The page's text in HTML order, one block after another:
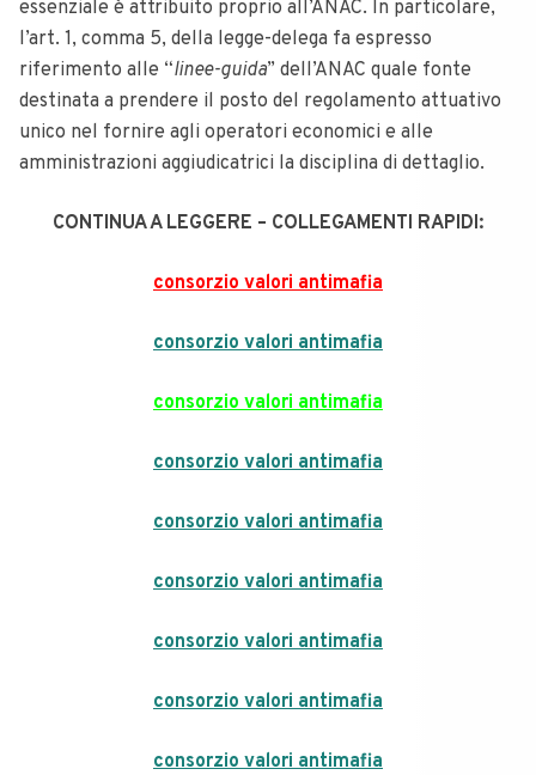
essenziale è attribuito proprio all’ANAC. In particolare,
l’art. 1, comma 5, della legge-delega fa espresso
riferimento alle “linee-guida” dell’ANAC quale fonte
destinata a prendere il posto del regolamento attuativo
unico nel fornire agli operatori economici e alle
amministrazioni aggiudicatrici la disciplina di dettaglio.
CONTINUA A LEGGERE – COLLEGAMENTI RAPIDI:
consorzio valori antimafia
consorzio valori antimafia
consorzio valori antimafia
consorzio valori antimafia
consorzio valori antimafia
consorzio valori antimafia
consorzio valori antimafia
consorzio valori antimafia
consorzio valori antimafia